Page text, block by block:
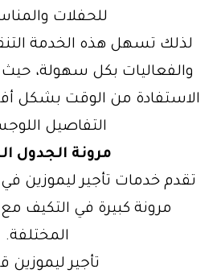
للحفلات
لذلك تسهل هذه الخدمة
والفعاليات بكل سهولة،
الاستفادة من الوقت بشكل
التفاصيل
مرونة الجدول
مرونة كبيرة في التكيف
المختلفة.
تأجير ليموزين